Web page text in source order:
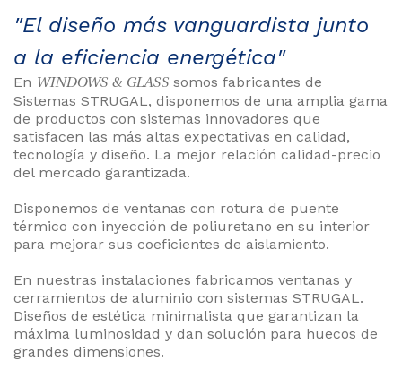
"El diseño más vanguardista junto
a la eficiencia energética"
En WINDOWS & GLASS somos fabricantes de
Sistemas STRUGAL, disponemos de una amplia gama
de productos con sistemas innovadores que
satisfacen las más altas expectativas en calidad,
tecnología y diseño. La mejor relación calidad-precio
del mercado garantizada.
Disponemos de ventanas con rotura de puente
térmico con inyección de poliuretano en su interior
para mejorar sus coeficientes de aislamiento.
En nuestras instalaciones fabricamos ventanas y
cerramientos de aluminio con sistemas STRUGAL.
Diseños de estética minimalista que garantizan la
máxima luminosidad y dan solución para huecos de
grandes dimensiones.